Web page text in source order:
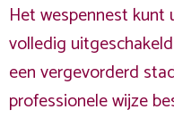
Het wespennest kunt
volledig
een vergevorderd
professionele wijze